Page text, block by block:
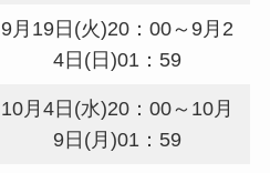
9月19日(火)20：00～9月2
4日(日)01：59
10月4日(水)20：00～10月
9日(月)01：59